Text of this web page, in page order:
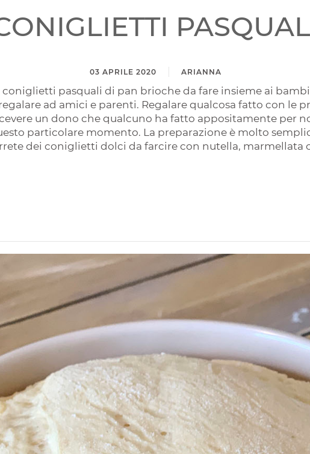
03 APRILE 2020 ARIANNA
coniglietti pasquali di pan brioche da fare insieme ai
ad amici e parenti. Regalare qualcosa fatto con le
un dono che qualcuno ha fatto appositamente per
particolare momento. La preparazione è molto
dei coniglietti dolci da farcire con nutella, marmellata